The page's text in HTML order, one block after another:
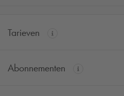
Tarieven
Abonnementen